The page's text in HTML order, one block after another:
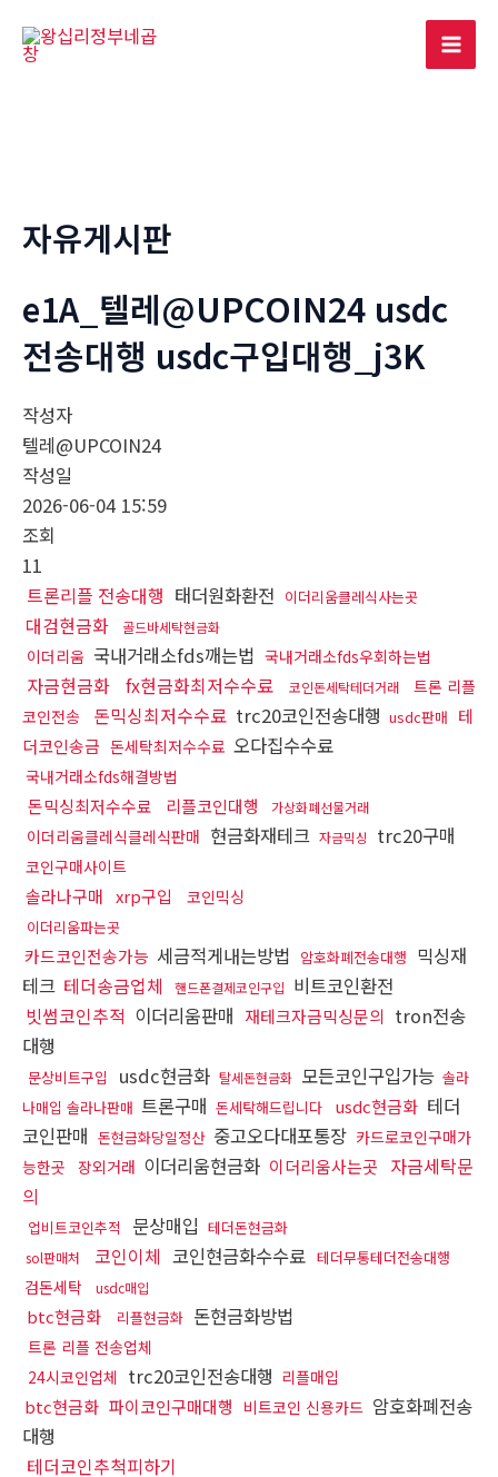
Main
자유게시판
e1A_텔레@UPCOIN24 usdc
전송대행 usdc구입대행_j3K
작성자
텔레@UPCOIN24
작성일
2026-06-04 15:59
조회
11
트론리플 전송대행 태더원화환전 이더리움클레식사는곳
대검현금화 골드바세탁현금화
이더리움 국내거래소fds깨는법 국내거래소fds우회하는법
자금현금화 fx현금화최저수수료 코인돈세탁테더거래
트론 리플
코인전송
돈믹싱최저수수료 trc20코인전송대행 usdc판매 테
더코인송금 돈세탁최저수수료 오다집수수료
국내거래소fds해결방법
돈믹싱최저수수료 리플코인대행 가상화폐선물거래
이더리움클레식클레식판매 현금화재테크 자금믹싱 trc20구매
코인구매사이트
솔라나구매 xrp구입 코인믹싱
이더리움파는곳
카드코인전송가능 세금적게내는방법 암호화폐전송대행 믹싱재
테크 테더송금업체 핸드폰결제코인구입 비트코인환전
빗썸코인추적 이더리움판매 재테크자금믹싱문의 tron전송
대행
문상비트구입 usdc현금화 탈세돈현금화 모든코인구입가능 솔라
나매입 솔라나판매 트론구매 돈세탁해드립니다 usdc현금화 테더
코인판매 돈현금화당일정산 중고오다대포통장 카드로코인구매가
능한곳 장외거래 이더리움현금화 이더리움사는곳
자금세탁문
의
업비트코인추적 문상매입 테더돈현금화
sol판매처 코인이체 코인현금화수수료 테더무통테더전송대행
검돈세탁 usdc매입
btc현금화 리플현금화 돈현금화방법
트론 리플 전송업체
24시코인업체 trc20코인전송대행 리플매입
btc현금화 파이코인구매대행 비트코인 신용카드 암호화폐전송
대행
테더코인추척피하기